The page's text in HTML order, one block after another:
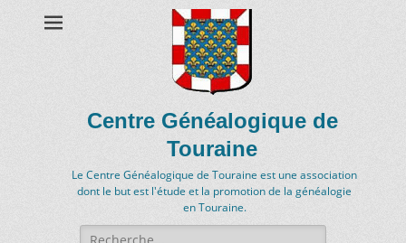
Centre Généalogique de
Touraine
Le Centre Généalogique de Touraine est une association
dont le but est l'étude et la promotion de la généalogie
en Touraine.
Recherche